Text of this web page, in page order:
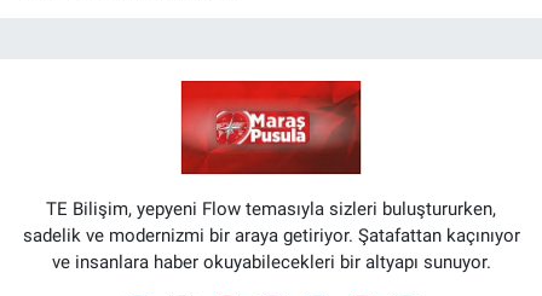
TE Bilişim, yepyeni Flow temasıyla sizleri buluştururken,
sadelik ve modernizmi bir araya getiriyor. Şatafattan kaçınıyor
ve insanlara haber okuyabilecekleri bir altyapı sunuyor.